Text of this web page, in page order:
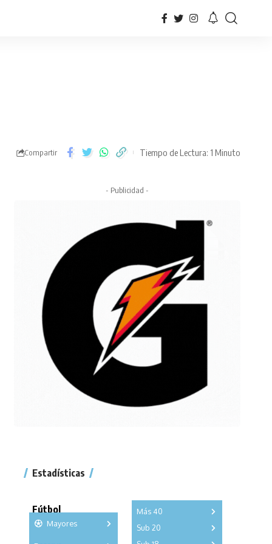
Compartir Tiempo de Lectura: 1 Minuto
- Publicidad -
Estadísticas
Fútbol
Mayores
Más 40
Sub 20